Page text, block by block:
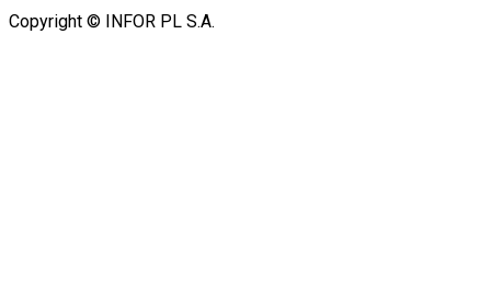
Copyright © INFOR PL S.A.